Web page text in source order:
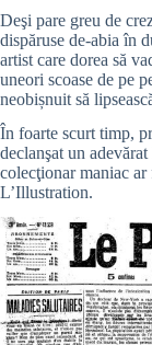
Deşi pare greu de
dispăruse de-abia în
artist care dorea să
uneori scoase de pe
neobișnuit să
În foarte scurt timp,
declanşat un
colecţionar maniac
L’Illustration.